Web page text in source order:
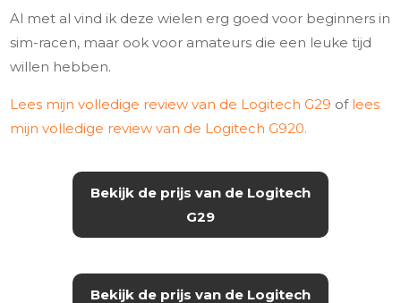
Al met al vind ik deze wielen erg goed voor beginners in
sim-racen, maar ook voor amateurs die een leuke tijd
willen hebben.
Lees mijn volledige review van de Logitech G29 of lees
mijn volledige review van de Logitech G920.
Bekijk de prijs van de Logitech
G29
Bekijk de prijs van de Logitech